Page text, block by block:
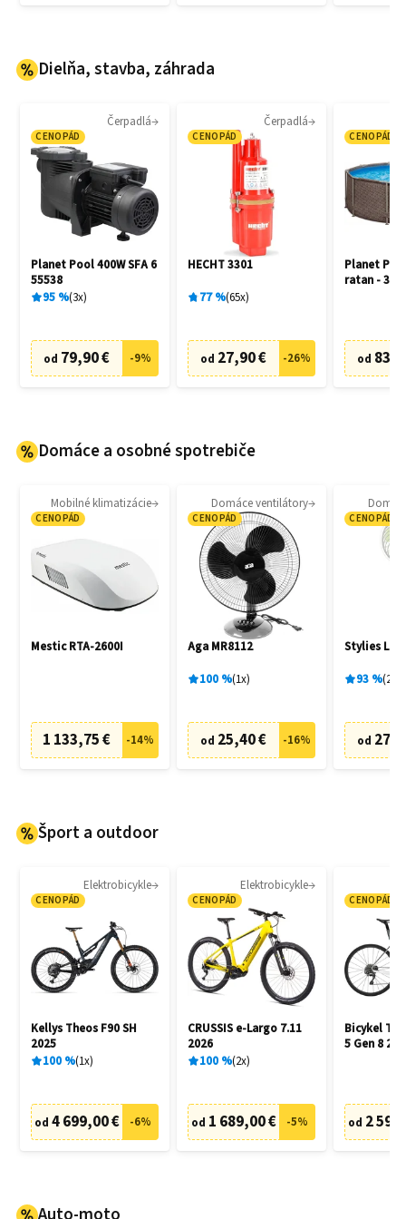
Dielňa, stavba, záhrada
Čerpadlá
CENOPÁD
Planet Pool 400W SFA 6
55538
95% 3x
od 79,90 € -9%
Čerpadlá
CENOPÁD
HECHT 3301
77% 65x
od 27,90 € -26%
CENOPÁD
Planet
ratan - 305
od
Domáce a osobné spotrebiče
Mobilné klimatizácie
CENOPÁD
Mestic RTA-2600I
1 133,75 € -14%
Domáce ventilátory
CENOPÁD
Aga MR8112
100% 1x
od 25,40 € -16%
CENOPÁD
Stylies
93% 2
od
Šport a outdoor
Elektrobicykle
CENOPÁD
Kellys Theos F90 SH
2025
100% 1x
od 4 699,00 € -6%
Elektrobicykle
CENOPÁD
CRUSSIS e-Largo 7.11
2026
100% 2x
od 1 689,00 € -5%
CENOPÁD
Bicykel
5 Gen 8
od 2